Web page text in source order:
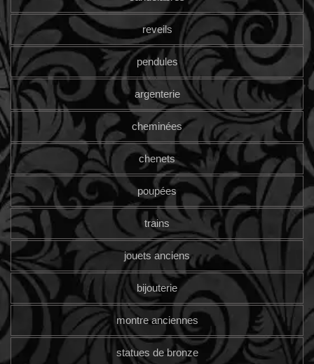
reveils
pendules
argenterie
cheminées
chenets
poupées
trains
jouets anciens
bijouterie
montre anciennes
statues de bronze